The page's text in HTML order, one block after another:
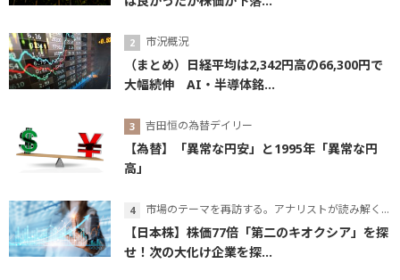
市況概況
（まとめ）日経平均は2,342円高の66,300円で
大幅続伸 AI・半導体銘...
吉田恒の為替デイリー
【為替】「異常な円安」と1995年「異常な円
高」
市場のテーマを再訪する。アナリストが読み解くテーマの本質
【日本株】株価77倍「第二のキオクシア」を探
せ！次の大化け企業を探...